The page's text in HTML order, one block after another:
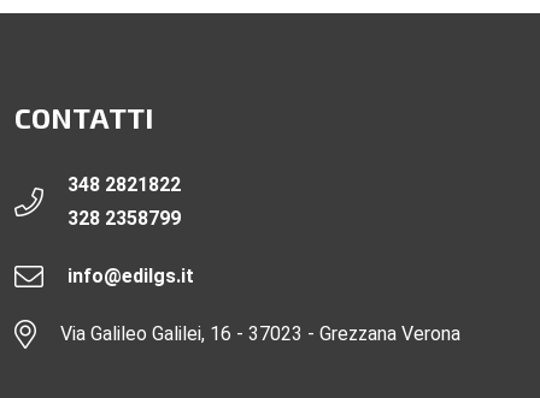
CONTATTI
348 2821822
328 2358799
info@edilgs.it
Via Galileo Galilei, 16 - 37023 - Grezzana Verona